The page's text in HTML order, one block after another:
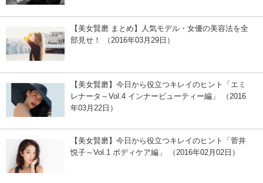
【美女賢磨 まとめ】人気モデル・女優の美容法を全
部見せ！ （2016年03月29日）
【美女賢磨】今日から役立つキレイのヒント「エミ
レナータ～Vol.4 インナービューティー編」 （2016
年03月22日）
【美女賢磨】今日から役立つキレイのヒント「菅井
悦子～Vol.1 ボディケア編」 （2016年02月02日）